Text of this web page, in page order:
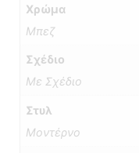
Χρώμα
Μπεζ
Σχέδιο
Με Σχέδιο
Στυλ
Μοντέρνο